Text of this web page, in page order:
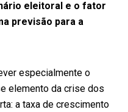
eleitoral e o fator
previsão para a
especialmente o
elemento da crise dos
a taxa de crescimento